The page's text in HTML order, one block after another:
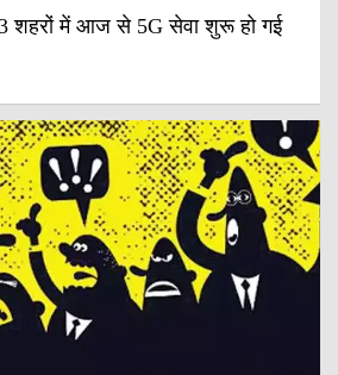
शहरों में आज से 5G सेवा शुरू हो गई